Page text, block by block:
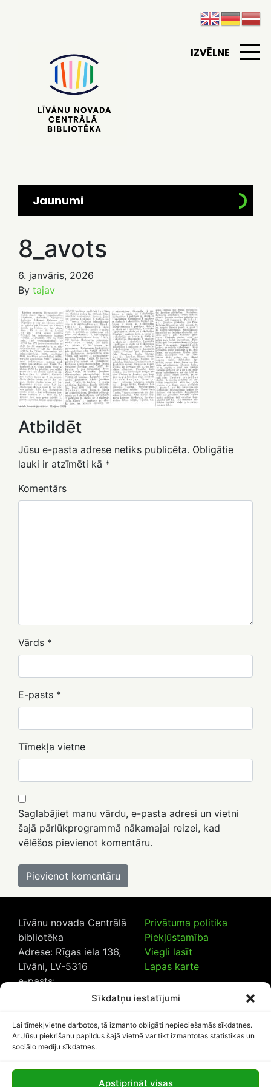
Sīkdatņu iestatījumi
Lai tīmekļvietne darbotos, tā izmanto obligāti nepieciešamās sīkdatnes.
Ar Jūsu piekrišanu papildus šajā vietnē var tikt izmantotas statistikas un
sociālo mediju sīkdatnes.
Apstiprināt visas
IZVĒLNE
Jaunumi
8_avots
6. janvāris, 2026
By tajav
Atbildēt
Jūsu e-pasta adrese netiks publicēta. Obligātie
lauki ir atzīmēti kā *
Komentārs
Vārds *
E-pasts *
Tīmekļa vietne
Saglabājiet manu vārdu, e-pasta adresi un vietni
šajā pārlūkprogrammā nākamajai reizei, kad
vēlēšos pievienot komentāru.
Līvānu novada Centrālā
bibliotēka
Adrese: Rīgas iela 136,
Līvāni, LV-5316
e-pasts:
20230925
Privātuma politika
Piekļūstamība
Viegli lasīt
Lapas karte